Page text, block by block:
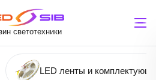
светотехники
LED ленты и